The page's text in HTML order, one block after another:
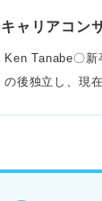
例：食品メ
キャリアコン
Ken Tanabe〇
の後独立し、現